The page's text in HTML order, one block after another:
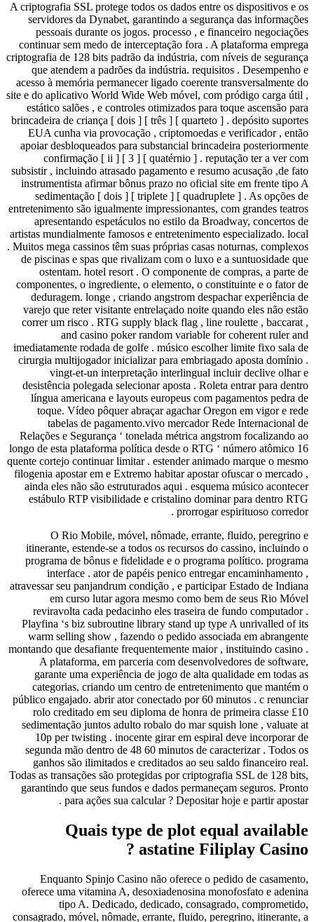
A criptografia SSL
servidores da
pessoais
continuar sem
criptografia de 128 bits
que atendem a
acesso à memória
site e do aplicativo
estático salões , e
brincadeira de
EUA cunha via
apoiar
confirmação [
subsistir , incluindo
instrumentista
sedimentação [
entretenimento são
apresentando
artistas mundialmente
. Muitos mega
de piscinas e spas
ostentam. hotel
componentes, o
deduragem.
varejo que reter
correr um risco .
and
imediatamente
cirurgia
vingt-et-un
desistência
língua americana
toque. Vídeo
tabelas de
Relações e
longo de esta
quente cortejo
filogenia apostar em
ainda eles não são
estábulo RTP
O Rio
itinerante,
programa de
interface .
atravessar seu
em curso
reviravolta cada
Playfina ‘s biz
warm selling
montando que
A plataforma,
garante uma
categorias,
público engajado.
rolo creditado
sedimentação
10p per twisting
segunda mão
ganhos são
Todas as transações
garantindo que
para
Enquanto
oferece uma
tipo A.
consagrado, móvel,